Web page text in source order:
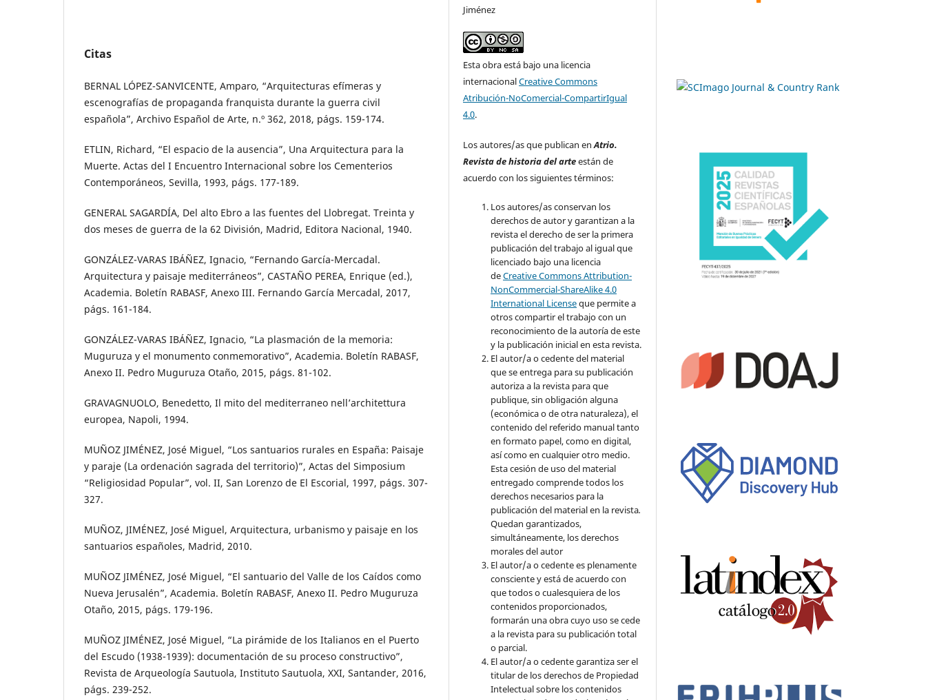
Citas
BERNAL LÓPEZ-SANVICENTE, Amparo, “Arquitecturas efímeras y
escenografías de propaganda franquista durante la guerra civil
española”, Archivo Español de Arte, n.º 362, 2018, págs. 159-174.
ETLIN, Richard, “El espacio de la ausencia”, Una Arquitectura para la
Muerte. Actas del I Encuentro Internacional sobre los Cementerios
Contemporáneos, Sevilla, 1993, págs. 177-189.
GENERAL SAGARDÍA, Del alto Ebro a las fuentes del Llobregat. Treinta y
dos meses de guerra de la 62 División, Madrid, Editora Nacional, 1940.
GONZÁLEZ-VARAS IBÁÑEZ, Ignacio, “Fernando García-Mercadal.
Arquitectura y paisaje mediterráneos”, CASTAÑO PEREA, Enrique (ed.),
Academia. Boletín RABASF, Anexo III. Fernando García Mercadal, 2017,
págs. 161-184.
GONZÁLEZ-VARAS IBÁÑEZ, Ignacio, “La plasmación de la memoria:
Muguruza y el monumento conmemorativo”, Academia. Boletín RABASF,
Anexo II. Pedro Muguruza Otaño, 2015, págs. 81-102.
GRAVAGNUOLO, Benedetto, Il mito del mediterraneo nell’architettura
europea, Napoli, 1994.
MUÑOZ JIMÉNEZ, José Miguel, “Los santuarios rurales en España: Paisaje
y paraje (La ordenación sagrada del territorio)”, Actas del Simposium
“Religiosidad Popular”, vol. II, San Lorenzo de El Escorial, 1997, págs. 307-
327.
MUÑOZ, JIMÉNEZ, José Miguel, Arquitectura, urbanismo y paisaje en los
santuarios españoles, Madrid, 2010.
MUÑOZ JIMÉNEZ, José Miguel, “El santuario del Valle de los Caídos como
Nueva Jerusalén”, Academia. Boletín RABASF, Anexo II. Pedro Muguruza
Otaño, 2015, págs. 179-196.
MUÑOZ JIMÉNEZ, José Miguel, “La pirámide de los Italianos en el Puerto
del Escudo (1938-1939): documentación de su proceso constructivo”,
Revista de Arqueología Sautuola, Instituto Sautuola, XXI, Santander, 2016,
págs. 239-252.
Jiménez
Esta obra está bajo una licencia
internacionalCreative Commons
Atribución-NoComercial-CompartirIgual
4.0.
Los autores/as que publican enAtrio.
Revista de historia del arteestán de
acuerdo con los siguientes términos:
Los autores/as conservan los
derechos de autor y garantizan a la
revista el derecho de ser la primera
publicación del trabajo al igual que
licenciado bajo una licencia
deCreative Commons Attribution-
NonCommercial-ShareAlike 4.0
International Licenseque permite a
otros compartir el trabajo con un
reconocimiento de la autoría de este
y la publicación inicial en esta revista.
El autor/a o cedente del material
que se entrega para su publicación
autoriza a la revista para que
publique, sin obligación alguna
(económica o de otra naturaleza), el
contenido del referido manual tanto
en formato papel, como en digital,
así como en cualquier otro medio.
Esta cesión de uso del material
entregado comprende todos los
derechos necesarios para la
publicación del material en la revista.
Quedan garantizados,
simultáneamente, los derechos
morales del autor
El autor/a o cedente es plenamente
consciente y está de acuerdo con
que todos o cualesquiera de los
contenidos proporcionados,
formarán una obra cuyo uso se cede
a la revista para su publicación total
o parcial.
El autor/a o cedente garantiza ser el
titular de los derechos de Propiedad
Intelectual sobre los contenidos